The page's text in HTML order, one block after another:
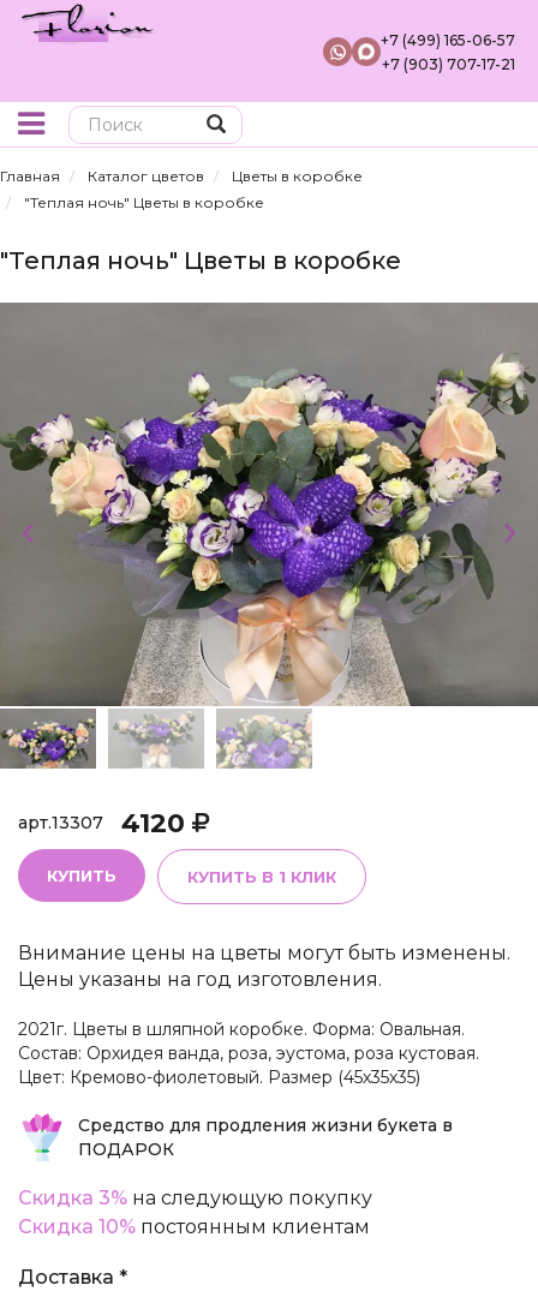
+7 (499) 165-06-57
+7 (903) 707-17-21
Главная Каталог цветов
Цветы в коробке
"Теплая ночь" Цветы в коробке
"Теплая ночь" Цветы в коробке
арт.13307 4120
КУПИТЬ КУПИТЬ В 1 КЛИК
Внимание цены на цветы могут быть изменены.
Цены указаны на год изготовления.
2021г. Цветы в шляпной коробке. Форма: Овальная.
Состав: Орхидея ванда, роза, эустома, роза кустовая.
Цвет: Кремово-фиолетовый. Размер (45х35х35)
Средство для продления жизни букета в
ПОДАРОК
Скидка 3% на следующую покупку
Скидка 10% постоянным клиентам
Доставка *